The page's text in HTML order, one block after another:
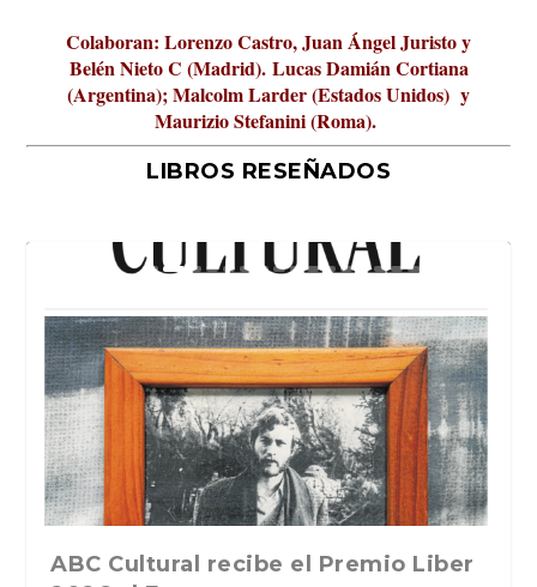
Colaboran: Lorenzo Castro, Juan Ángel Juristo y
Belén Nieto C (Madrid). Lucas Damián Cortiana
(Argentina); Malcolm Larder (Estados Unidos) y
Maurizio Stefanini (Roma).
LIBROS RESEÑADOS
La verdadera odisea del espacio en
La cultura de la transgresión.